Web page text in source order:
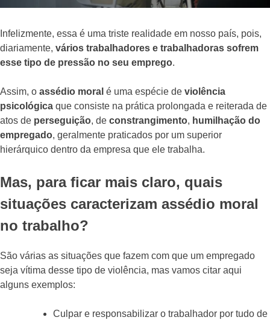
Infelizmente, essa é uma triste realidade em nosso país, pois,
diariamente, vários trabalhadores e trabalhadoras sofrem
esse tipo de pressão no seu emprego.
Assim, o assédio moral é uma espécie de violência
psicológica que consiste na prática prolongada e reiterada de
atos de perseguição, de constrangimento, humilhação do
empregado, geralmente praticados por um superior
hierárquico dentro da empresa que ele trabalha.
Mas, para ficar mais claro, quais
situações caracterizam assédio moral
no trabalho?
São várias as situações que fazem com que um empregado
seja vítima desse tipo de violência, mas vamos citar aqui
alguns exemplos:
Culpar e responsabilizar o trabalhador por tudo de